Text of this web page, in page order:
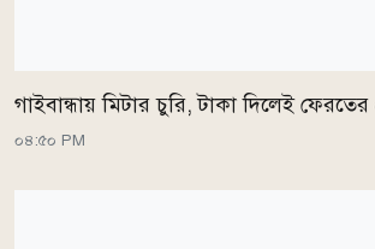
গাইবান্ধায় মিটার চুরি, টাকা দিলেই ফেরতের
০৪:৫০ PM